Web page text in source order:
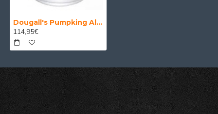
Dougall's Pumpking Ale Mejunje 20 Litros
114,95€